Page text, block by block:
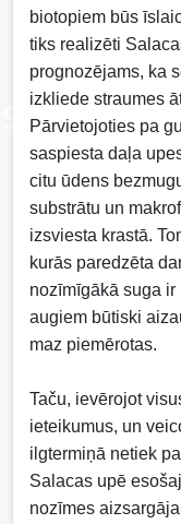
biotopiem būs
tiks realizēti
prognozējams, ka
izkliede straumes
Pārvietojoties pa
saspiesta daļa
citu ūdens
substrātu un
izsviesta krastā.
kurās paredzēta
nozīmīgākā suga
augiem būtiski
maz piemērotas.
Taču, ievērojot
ieteikumus, un
ilgtermiņā netiek
Salacas upē
nozīmes